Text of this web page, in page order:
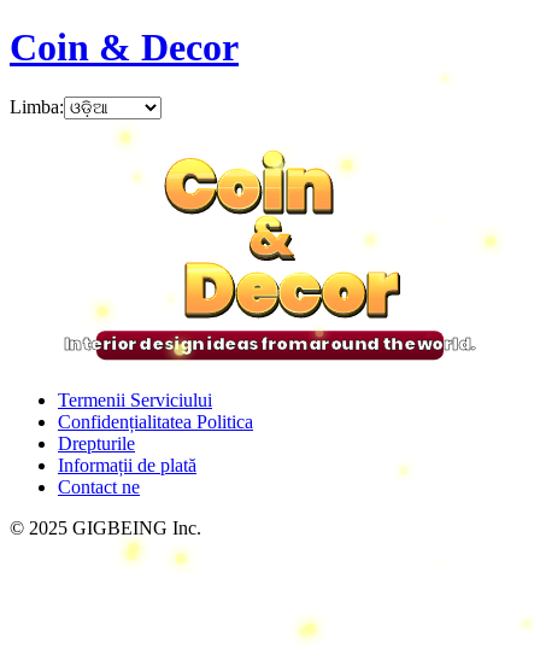
Coin & Decor
Limba:
Coin
&
Decor
Coin
&
Decor
Coin
&
Decor
Coin
&
Decor
Interior design ideas from around the world.
Termenii Serviciului
Confidențialitatea Politica
Drepturile
Informații de plată
Contact ne
© 2025 GIGBEING Inc.